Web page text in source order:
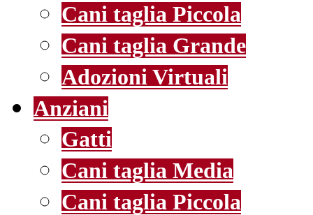
Cani taglia Piccola
Cani taglia Grande
Adozioni Virtuali
Anziani
Gatti
Cani taglia Media
Cani taglia Piccola